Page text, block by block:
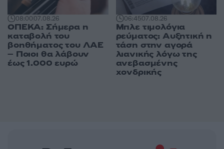
08:0007.08.26
ΟΠΕΚΑ: Σήμερα η
καταβολή του
βοηθήματος του ΛΑΕ
– Ποιοι θα λάβουν
έως 1.000 ευρώ
06:4507.08.26
Μπλε τιμολόγια
ρεύματος: Αυξητική η
τάση στην αγορά
λιανικής λόγω της
ανεβασμένης
χονδρικής